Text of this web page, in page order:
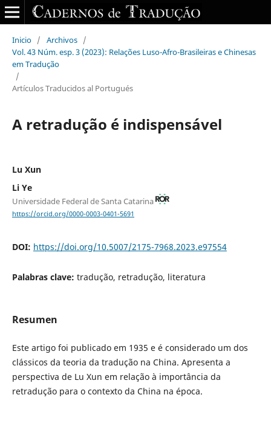
Inicio / Archivos /
Vol. 43 Núm. esp. 3 (2023): Relações Luso-Afro-Brasileiras e Chinesas
em Tradução
/
Artículos Traducidos al Portugués
A retradução é indispensável
Lu Xun
Li Ye
Universidade Federal de Santa Catarina
https://orcid.org/0000-0003-0401-5691
DOI: https://doi.org/10.5007/2175-7968.2023.e97554
Palabras clave: tradução, retradução, literatura
Resumen
Este artigo foi publicado em 1935 e é considerado um dos
clássicos da teoria da tradução na China. Apresenta a
perspectiva de Lu Xun em relação à importância da
retradução para o contexto da China na época.